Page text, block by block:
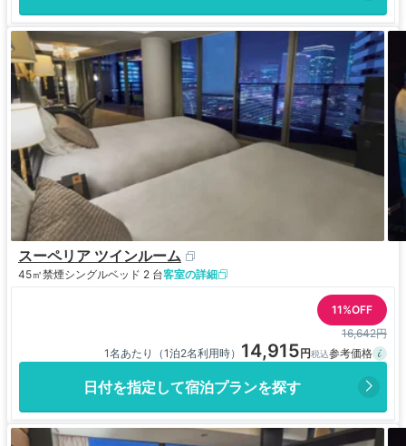
スーペリア ツインルーム
45㎡禁煙シングルベッド 2 台客室の詳細
11%OFF
16,642円
1名あたり（1泊2名利用時） 14,915
日付を指定して宿泊プランを探す